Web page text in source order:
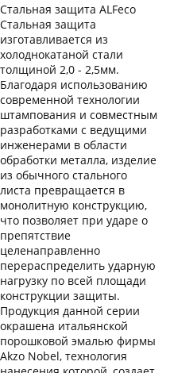
Стальная защита ALFeco
Стальная защита
изготавливается из
холоднокатаной стали
толщиной 2,0 - 2,5мм.
Благодаря использованию
современной технологии
штампования и совместным
разработками с ведущими
инженерами в области
обработки металла, изделие
из обычного стального
листа превращается в
монолитную конструкцию,
что позволяет при ударе о
препятствие
целенаправленно
перераспределить ударную
нагрузку по всей площади
конструкции защиты.
Продукция данной серии
окрашена итальянской
порошковой эмалью фирмы
Akzo Nobel, технология